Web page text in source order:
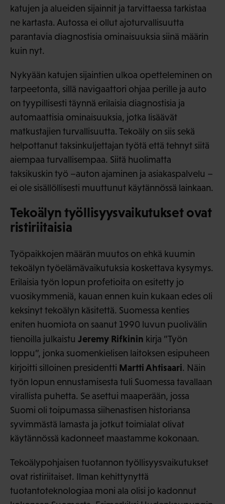
katujen ja alueiden sijainnit ja tarvittaessa tarkistaa
ne kartasta. Autossa ei ollut ajoturvallisuutta
parantavia diagnostisia ominaisuuksia siinä määrin
kuin nyt.
Nykyään katujen sijaintien ulkoa opetteleminen on
tarpeetonta, sillä navigaattori ohjaa perille ja auto
on tyypillisesti täynnä erilaisia diagnostisia ja
automaattisia ominaisuuksia, jotka lisäävät
matkustajien turvallisuutta. Tekoäly on siis sekä
helpottanut taksinkuljettajan työtä että tehnyt siitä
aiempaa turvallisempaa. Siitä huolimatta
taksikuskin työ –auton ajaminen ja asiakaspalvelu –
ei ole sisällöllisesti muuttunut käytännössä lainkaan.
Tekoälyn työllisyysvaikutukset ovat
ristiriitaisia
Työpaikkojen määrän muutos on ehkä kuumin
tekoälyn työelämävaikutuksia koskettava kysymys.
Erilaisia työn lopun profetioita on esitetty jo
vuosikymmeniä, kauan ennen kuin kukaan edes oli
keksinyt tekoälyn käsitettä. Suomessa kenties
eniten huomiota on saanut 1990 luvun puolivälin
tienoilla julkaistu Jeremy Rifkinin kirja ”Työn
loppu”, jonka suomenkielisen laitoksen esipuheen
kirjoitti silloinen presidentti Martti Ahtisaari. Näin
työn lopun ennustamisesta tuli Suomessa tavallaan
virallista puhetta. Se asettui maaperään, jossa
Suomi oli toipumassa siihenastisen historiansa
syvimmästä lamasta ja jotkut toimialat olivat
käytännössä kadonneet maastamme kokonaan.
Tekoälypohjaisen tuotannon työllisyysvaikutukset
ovat ristiriitaiset. Ilman kehittynyttä
tuotantoteknologiaa moni ala olisi jo kadonnut